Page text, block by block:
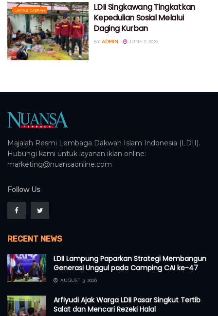
LINTAS DAERAH
LDII Singkawang Tingkatkan
Kepedulian Sosial Melalui
Daging Kurban
BY ADMIN JUNE 2, 2026
Majalah Resmi Lembaga Dakwah Islam Indonesia (LDII).
Hubungi kami untuk layanan iklan online:
marketing@nuansaonline.com
Follow Us
RECENT NEWS
LDII Lampung Paparkan Strategi Membangun
Generasi Unggul pada Camping CAI ke-47
AUGUST 3, 2026
Arfiyudi Ajak Warga LDII Pasar Singkut Tertib
Salat dan Mencari Rezeki Halal